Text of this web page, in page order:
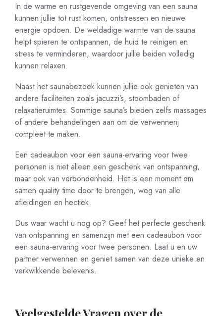
In de warme en rustgevende omgeving van een sauna
kunnen jullie tot rust komen, ontstressen en nieuwe
energie opdoen. De weldadige warmte van de sauna
helpt spieren te ontspannen, de huid te reinigen en
stress te verminderen, waardoor jullie beiden volledig
kunnen relaxen.
Naast het saunabezoek kunnen jullie ook genieten van
andere faciliteiten zoals jacuzzi’s, stoombaden of
relaxatieruimtes. Sommige sauna’s bieden zelfs massages
of andere behandelingen aan om de verwennerij
compleet te maken.
Een cadeaubon voor een sauna-ervaring voor twee
personen is niet alleen een geschenk van ontspanning,
maar ook van verbondenheid. Het is een moment om
samen quality time door te brengen, weg van alle
afleidingen en hectiek.
Dus waar wacht u nog op? Geef het perfecte geschenk
van ontspanning en samenzijn met een cadeaubon voor
een sauna-ervaring voor twee personen. Laat u en uw
partner verwennen en geniet samen van deze unieke en
verkwikkende belevenis.
Veelgestelde Vragen over de